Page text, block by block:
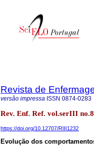
Revista de
versão impressa ISSN 0874-0283
Rev. Enf. Ref. vol.serIII
https://doi.org/10.12707/RIII1232
Evolução dos